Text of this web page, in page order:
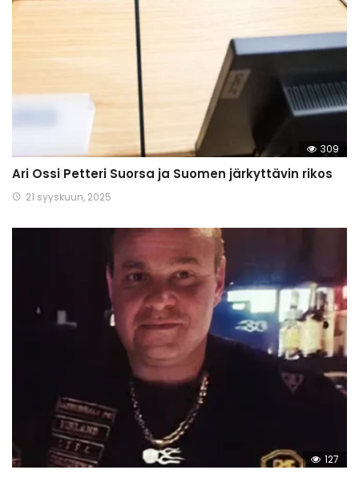
309
Ari Ossi Petteri Suorsa ja Suomen järkyttävin rikos
21 syyskuun, 2025
127